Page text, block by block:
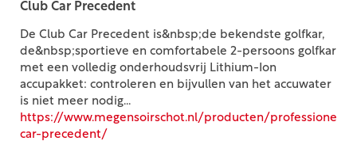
Club Car Precedent
De Club Car Precedent is&nbsp;de bekendste golfkar,
de&nbsp;sportieve en comfortabele 2-persoons golfkar
met een volledig onderhoudsvrij Lithium-Ion
accupakket: controleren en bijvullen van het accuwater
is niet meer nodig...
https://www.megensoirschot.nl/producten/
car-precedent/